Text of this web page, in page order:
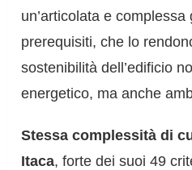
un’articolata e
prerequisiti, che lo
sostenibilità dell’edificio
energetico, ma anche
Stessa complessità di
Itaca, forte dei suoi 49